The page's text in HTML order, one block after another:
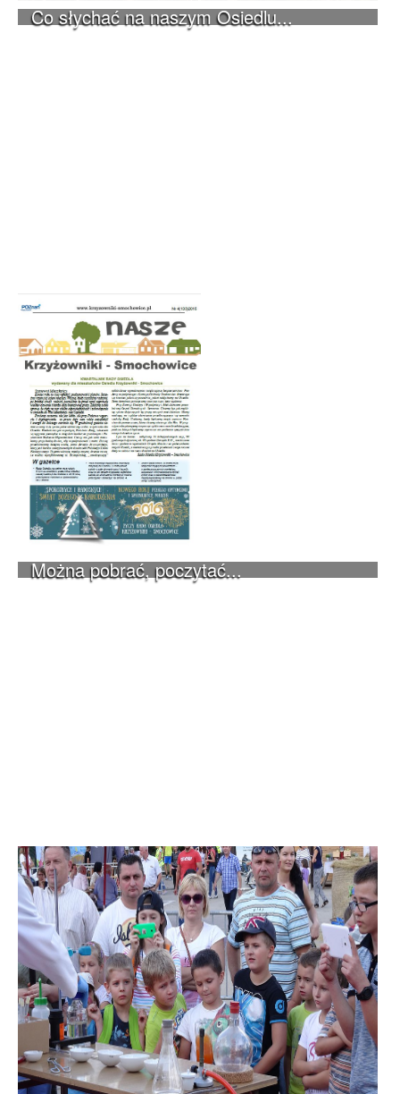
Co słychać na naszym Osiedlu...
Można pobrać, poczytać...